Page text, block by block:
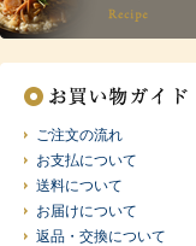
ご注文の流れ
お支払について
送料について
お届けについて
返品・交換について